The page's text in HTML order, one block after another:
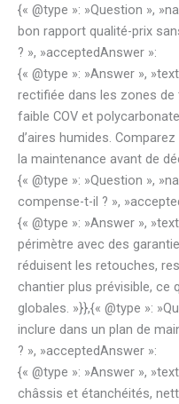
{« @type »: »Question »,
bon rapport qualité-prix
? », »acceptedAnswer »:
{« @type »: »Answer »,
rectifiée dans les zones
faible COV et
d’aires humides.
la maintenance avant de
{« @type »: »Question »,
compense-t-il ? »,
{« @type »: »Answer »,
périmètre avec des
réduisent les retouches,
chantier plus prévisible, ce
globales. »}},{« @type »:
inclure dans un plan de
? », »acceptedAnswer »:
{« @type »: »Answer »,
châssis et étanchéités,